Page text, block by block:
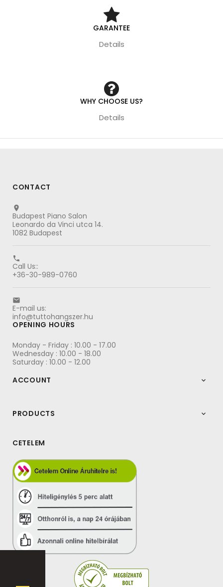
GARANTEE
Details
WHY CHOOSE US?
Details
CONTACT

Budapest Piano Salon
Leonardo da Vinci utca 14.
1082 Budapest

Call Us::
+36-30-989-0760

E-mail us:
info@tuttohangszer.hu
OPENING HOURS
Monday - Friday : 10.00 - 17.00
Wednesday : 10.00 - 18.00
Saturday : 10.00 - 12.00
ACCOUNT

PRODUCTS 
CETELEM